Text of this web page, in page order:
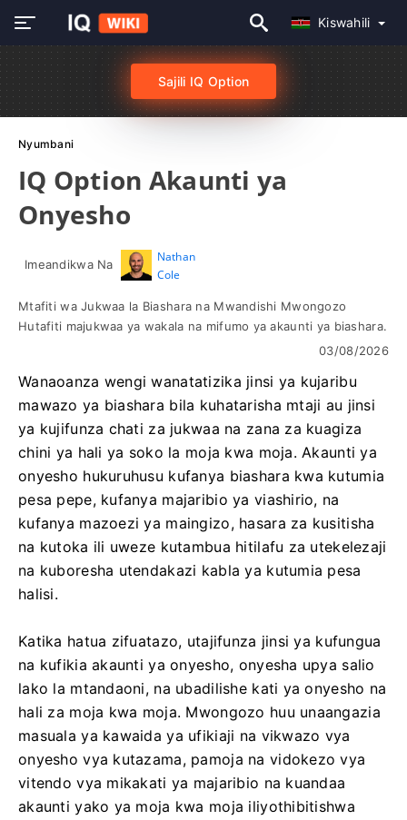
Kiswahili
Sajili IQ Option
Nyumbani
IQ Option Akaunti ya
Onyesho
Imeandikwa Na
Nathan
Cole
Mtafiti wa Jukwaa la Biashara na Mwandishi Mwongozo
Hutafiti majukwaa ya wakala na mifumo ya akaunti ya biashara.
03/08/2026
Wanaoanza wengi wanatatizika jinsi ya kujaribu
mawazo ya biashara bila kuhatarisha mtaji au jinsi
ya kujifunza chati za jukwaa na zana za kuagiza
chini ya hali ya soko la moja kwa moja. Akaunti ya
onyesho hukuruhusu kufanya biashara kwa kutumia
pesa pepe, kufanya majaribio ya viashirio, na
kufanya mazoezi ya maingizo, hasara za kusitisha
na kutoka ili uweze kutambua hitilafu za utekelezaji
na kuboresha utendakazi kabla ya kutumia pesa
halisi.
Katika hatua zifuatazo, utajifunza jinsi ya kufungua
na kufikia akaunti ya onyesho, onyesha upya salio
lako la mtandaoni, na ubadilishe kati ya onyesho na
hali za moja kwa moja. Mwongozo huu unaangazia
masuala ya kawaida ya ufikiaji na vikwazo vya
onyesho vya kutazama, pamoja na vidokezo vya
vitendo vya mikakati ya majaribio na kuandaa
akaunti yako ya moja kwa moja iliyothibitishwa